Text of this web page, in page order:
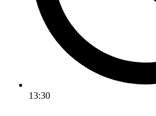
13:30